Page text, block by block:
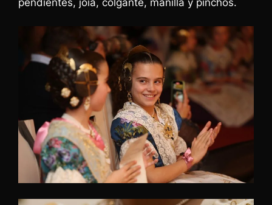
pendientes, joia, colgante, manilla y pinchos.